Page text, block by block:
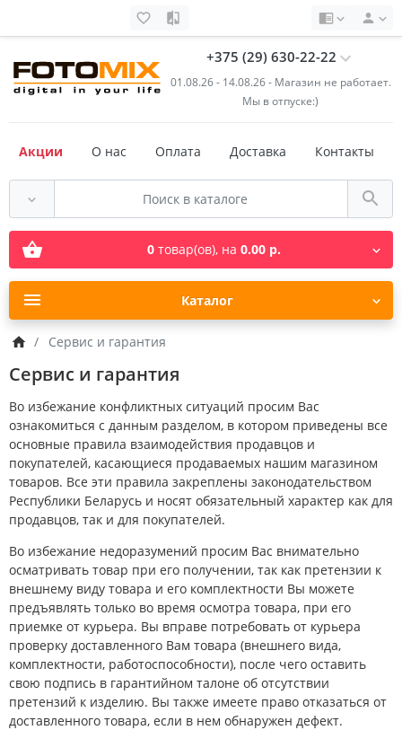
+375 (29) 630-22-22
01.08.26 - 14.08.26 - Магазин не работает.
Мы в отпуске:)
Акции О нас Оплата Доставка Контакты
0товар(ов), на 0.00 р.
Каталог
Сервис и гарантия
Сервис и гарантия
Во избежание конфликтных ситуаций просим Вас
ознакомиться с данным разделом, в котором приведены все
основные правила взаимодействия продавцов и
покупателей, касающиеся продаваемых нашим магазином
товаров. Все эти правила закреплены законодательством
Республики Беларусь и носят обязательный характер как для
продавцов, так и для покупателей.
Во избежание недоразумений просим Вас внимательно
осматривать товар при его получении, так как претензии к
внешнему виду товара и его комплектности Вы можете
предъявлять только во время осмотра товара, при его
приемке от курьера. Вы вправе потребовать от курьера
проверку доставленного Вам товара (внешнего вида,
комплектности, работоспособности), после чего оставить
свою подпись в гарантийном талоне об отсутствии
претензий к изделию. Вы также имеете право отказаться от
доставленного товара, если в нем обнаружен дефект.